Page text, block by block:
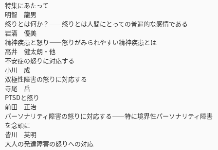
特集にあたって
明智 龍男
怒りとは何か？――怒りとは人間にとっての普遍的な感情である
岩滿 優美
精神疾患と怒り――怒りがみられやすい精神疾患とは
高井 健太朗・他
不安症の怒りに対応する
小川 成
双極性障害の怒りに対応する
寺尾 岳
PTSDと怒り
前田 正治
パーソナリティ障害の怒りに対応する――特に境界性パーソナリティ障害
を念頭に
皆川 英明
大人の発達障害の怒りへの対応